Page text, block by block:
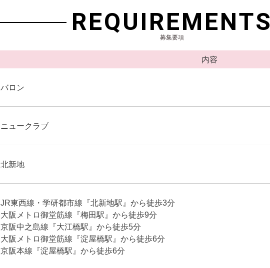
REQUIREMENTS
募集要項
内容
バロン
ニュークラブ
北新地
JR東西線・学研都市線『北新地駅』から徒歩3分
大阪メトロ御堂筋線『梅田駅』から徒歩9分
京阪中之島線『大江橋駅』から徒歩5分
大阪メトロ御堂筋線『淀屋橋駅』から徒歩6分
京阪本線『淀屋橋駅』から徒歩6分